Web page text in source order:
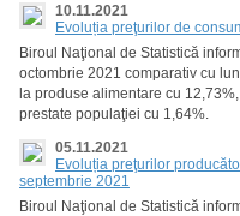
10.11.2021
Evoluția preţurilor de
Biroul Naţional de Statistică
octombrie 2021 comparativ cu
la produse alimentare cu
prestate populaţiei cu 1,64%.
05.11.2021
Evoluția preţurilor
septembrie 2021
Biroul Naţional de Statistică